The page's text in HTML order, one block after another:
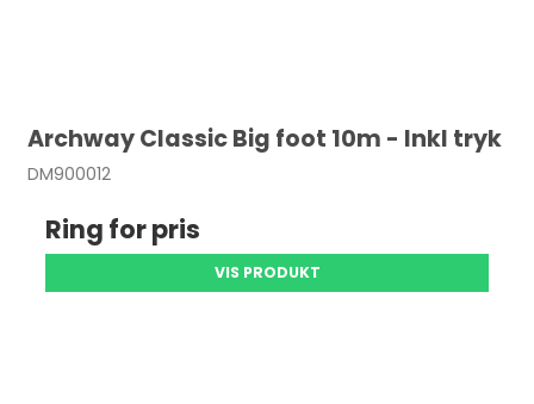
Archway Classic Big foot 10m - Inkl tryk
DM900012
Ring for pris
VIS PRODUKT